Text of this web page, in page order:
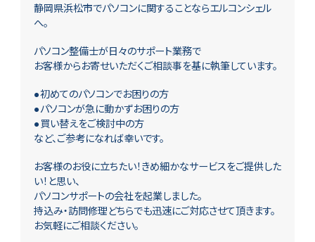
静岡県浜松市でパソコンに関することならエルコンシェル
へ。
パソコン整備士が日々のサポート業務で
お客様からお寄せいただくご相談事を基に執筆しています。
●初めてのパソコンでお困りの方
●パソコンが急に動かずお困りの方
●買い替えをご検討中の方
など、ご参考になれば幸いです。
お客様のお役に立ちたい！きめ細かなサービスをご提供した
い！と思い、
パソコンサポートの会社を起業しました。
持込み・訪問修理どちらでも迅速にご対応させて頂きます。
お気軽にご相談ください。